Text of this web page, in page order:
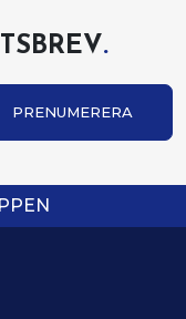
.
PRENUMERERA